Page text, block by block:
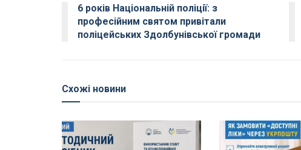
6 років Національній поліції: з
професійним святом привітали
поліцейських Здолбунівської громади
Схожі новини